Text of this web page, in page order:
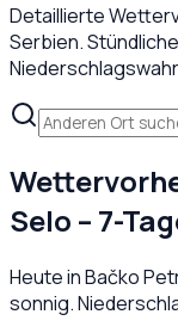
Detaillierte
Serbien.
Selo – 7-
Heute inBačko
sonnig.